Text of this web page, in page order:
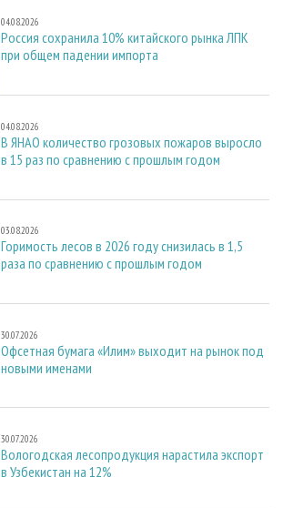
04.08.2026
Россия сохранила 10% китайского рынка ЛПК
при общем падении импорта
04.08.2026
В ЯНАО количество грозовых пожаров выросло
в 15 раз по сравнению с прошлым годом
03.08.2026
Горимость лесов в 2026 году снизилась в 1,5
раза по сравнению с прошлым годом
30.07.2026
Офсетная бумага «Илим» выходит на рынок под
новыми именами
30.07.2026
Вологодская лесопродукция нарастила экспорт
в Узбекистан на 12%